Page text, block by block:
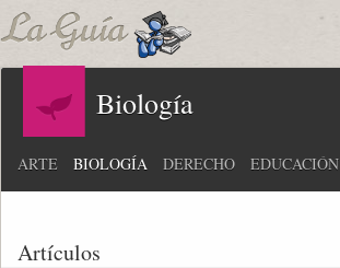
Biología
ARTE BIOLOGÍA DERECHO EDUCACIÓN
Artículos